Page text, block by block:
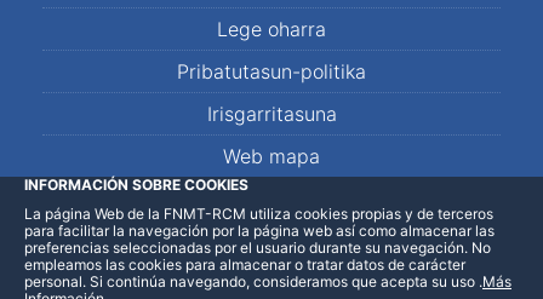
Lege oharra
Pribatutasun-politika
Irisgarritasuna
Web mapa
LinkedInFacebookWhatsApp
INFORMACIÓN SOBRE COOKIES
La página Web de la FNMT-RCM utiliza cookies propias y de terceros
para facilitar la navegación por la página web así como almacenar las
preferencias seleccionadas por el usuario durante su navegación. No
empleamos las cookies para almacenar o tratar datos de carácter
personal. Si continúa navegando, consideramos que acepta su uso .Más